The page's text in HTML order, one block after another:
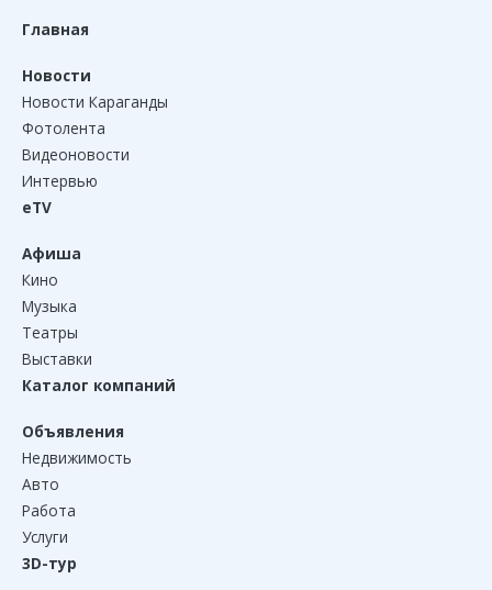
Главная
Новости
Новости Караганды
Фотолента
Видеоновости
Интервью
eTV
Афиша
Кино
Музыка
Театры
Выставки
Каталог компаний
Объявления
Недвижимость
Авто
Работа
Услуги
3D-тур